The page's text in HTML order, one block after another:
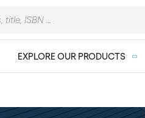
EXPLORE OUR PRODUCTS